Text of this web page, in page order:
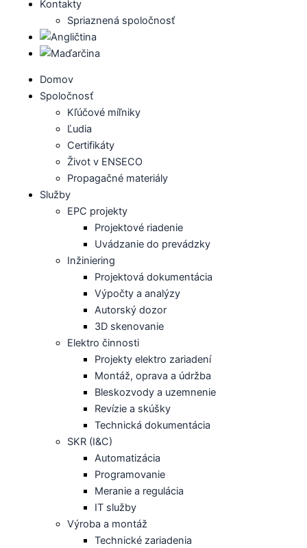
Kontakty
Spriaznená spoločnosť
Domov
Spoločnosť
Kľúčové míľniky
Ľudia
Certifikáty
Život v ENSECO
Propagačné materiály
Služby
EPC projekty
Projektové riadenie
Uvádzanie do prevádzky
Inžiniering
Projektová dokumentácia
Výpočty a analýzy
Autorský dozor
3D skenovanie
Elektro činnosti
Projekty elektro zariadení
Montáž, oprava a údržba
Bleskozvody a uzemnenie
Revízie a skúšky
Technická dokumentácia
SKR (I&C)
Automatizácia
Programovanie
Meranie a regulácia
IT služby
Výroba a montáž
Technické zariadenia